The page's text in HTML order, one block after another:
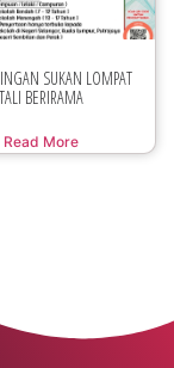
SUKAN LOMPAT
TALI BERIRAMA
Read More